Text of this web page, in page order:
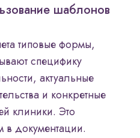
шаблонов
типовые формы,
специфику
актуальные
и конкретные
клиники. Это
в документации.